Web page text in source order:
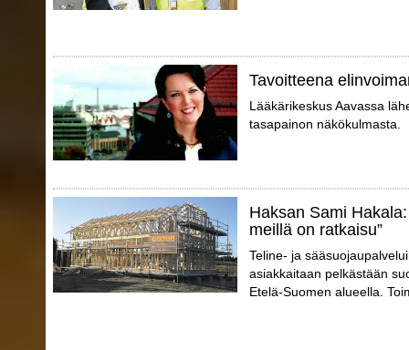
Tavoitteena
Lääkärikeskus Aavassa
tasapainon näkökulmasta.
Haksan Sami
meillä on ratkaisu”
Teline- ja
asiakkaitaan pelkästään
Etelä-Suomen alueella.